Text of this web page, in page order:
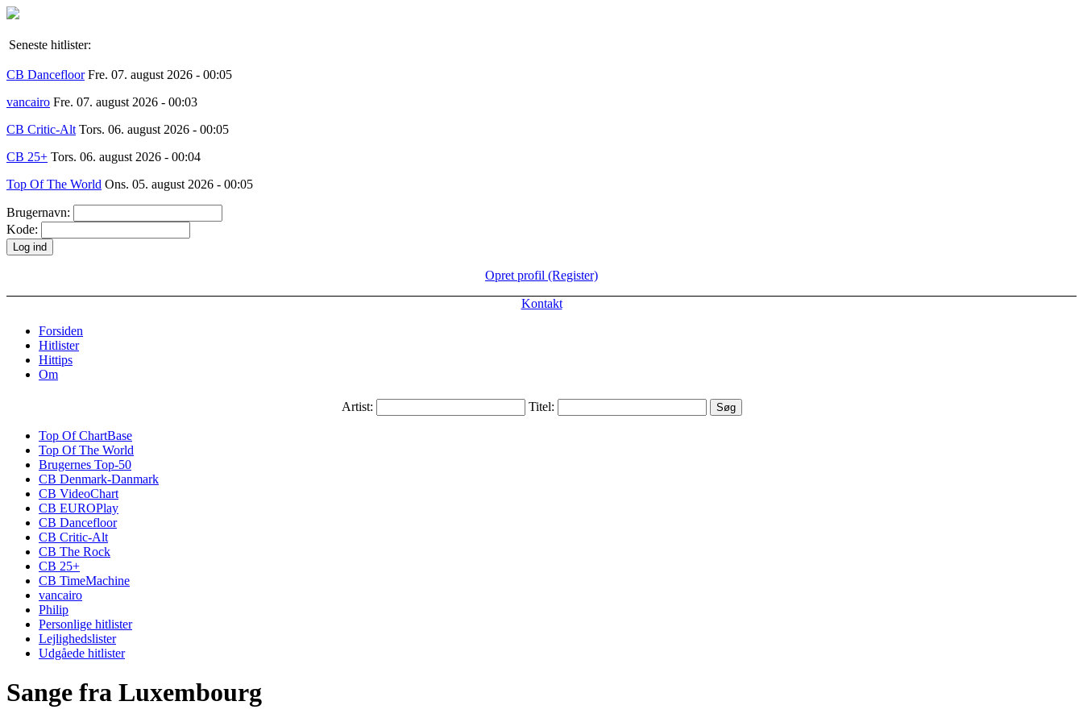
Seneste hitlister:
CB Dancefloor Fre. 07. august 2026 - 00:05
vancairo Fre. 07. august 2026 - 00:03
CB Critic-Alt Tors. 06. august 2026 - 00:05
CB 25+ Tors. 06. august 2026 - 00:04
Top Of The World Ons. 05. august 2026 - 00:05
Brugernavn:
Kode:
Opret profil (Register)
Kontakt
Forsiden
Hitlister
Hittips
Om
Artist: Titel:
Top Of ChartBase
Top Of The World
Brugernes Top-50
CB Denmark-Danmark
CB VideoChart
CB EUROPlay
CB Dancefloor
CB Critic-Alt
CB The Rock
CB 25+
CB TimeMachine
vancairo
Philip
Personlige hitlister
Lejlighedslister
Udgåede hitlister
Sange fra Luxembourg